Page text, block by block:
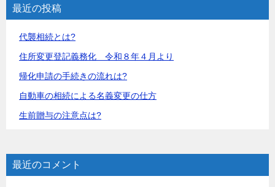
最近の投稿
代襲相続とは?
住所変更登記義務化 令和８年４月より
帰化申請の手続きの流れは?
自動車の相続による名義変更の仕方
生前贈与の注意点は?
最近のコメント